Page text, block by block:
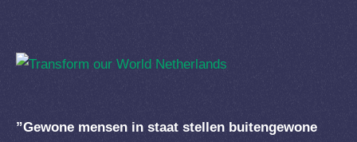
”Gewone mensen in staat stellen buitengewone